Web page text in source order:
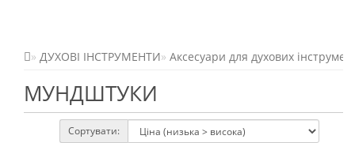
ДУХОВІ ІНСТРУМЕНТИ Аксесуари для духових
МУНДШТУКИ
Сортувати: